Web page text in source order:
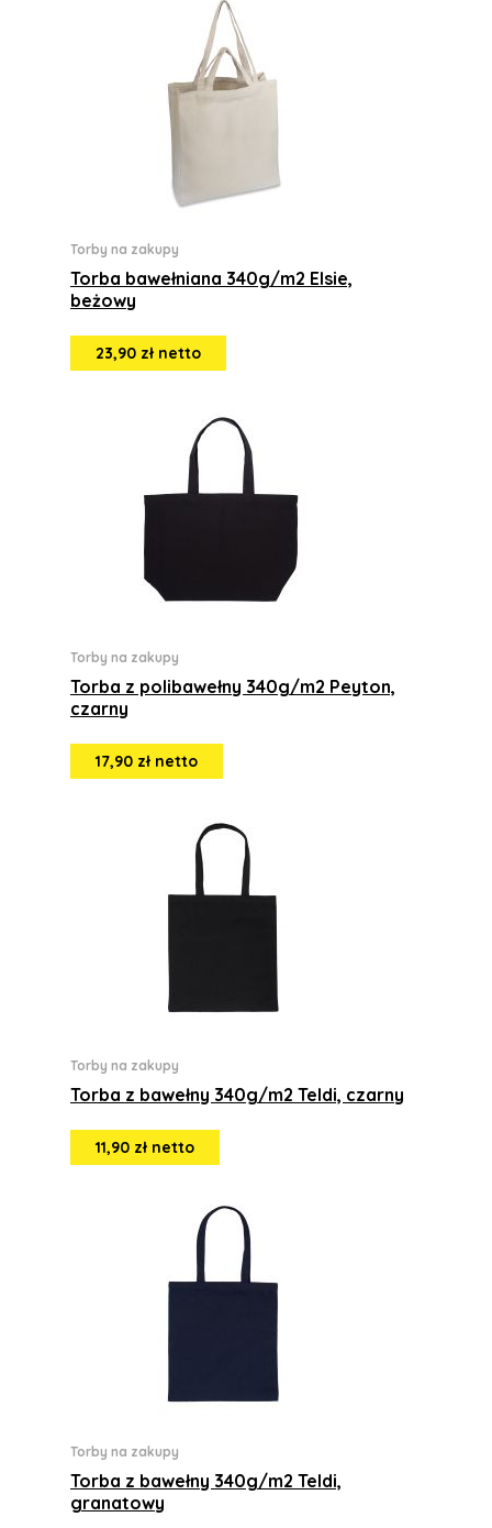
Torby na zakupy
Torba bawełniana 340g/m2 Elsie,
beżowy
23,90 zł netto
Torby na zakupy
Torba z polibawełny 340g/m2 Peyton,
czarny
17,90 zł netto
Torby na zakupy
Torba z bawełny 340g/m2 Teldi, czarny
11,90 zł netto
Torby na zakupy
Torba z bawełny 340g/m2 Teldi,
granatowy